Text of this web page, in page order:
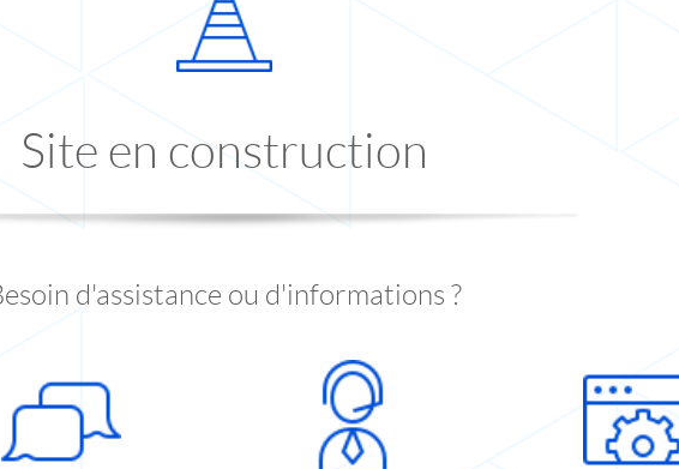
Site en construction
d'assistance ou d'informations ?